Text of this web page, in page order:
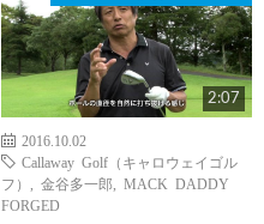
2:07
2016.10.02
Callaway Golf（キャロウェイゴル
フ）
金谷多一郎
MACK DADDY
FORGED